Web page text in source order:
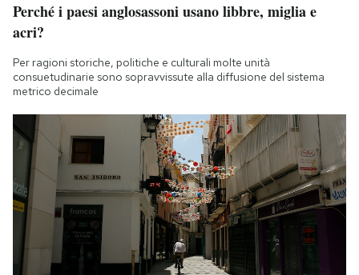
Perché i paesi anglosassoni usano libbre, miglia e
acri?
Per ragioni storiche, politiche e culturali molte unità
consuetudinarie sono sopravvissute alla diffusione del sistema
metrico decimale